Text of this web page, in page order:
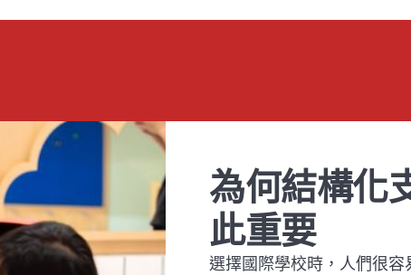
為何結構化
此重要
選擇國際學校時，人們很